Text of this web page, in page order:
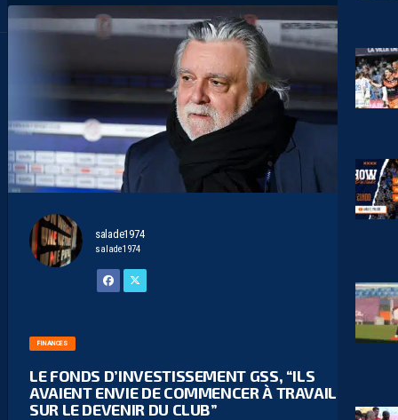
salade1974
salade1974
FINANCES
LE FONDS D’INVESTISSEMENT GSS, “ILS
AVAIENT ENVIE DE COMMENCER À TRAVAILLER
SUR LE DEVENIR DU CLUB”